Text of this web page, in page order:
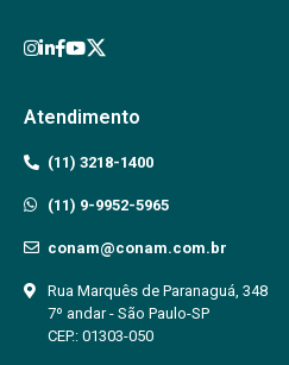
Atendimento
(11) 3218-1400
(11) 9-9952-5965
conam@conam.com.br
Rua Marquês de Paranaguá, 348
7º andar - São Paulo-SP
CEP.: 01303-050